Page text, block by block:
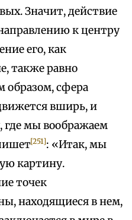
Значит, действие
к центру
его, как
также равно
образом, сфера
вширь, и
где мы воображаем
[251]: «Итак, мы
картину.
точек
находящиеся в нем,